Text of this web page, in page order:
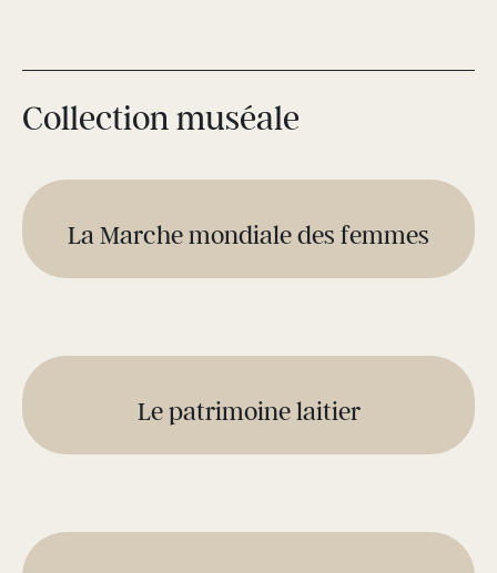
Collection muséale
La Marche mondiale des femmes
Le patrimoine laitier